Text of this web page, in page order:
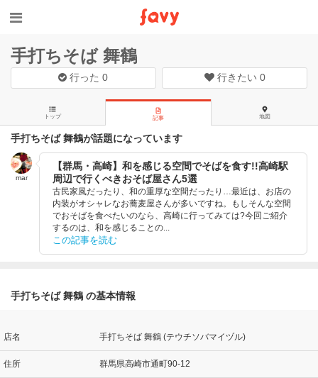
手打ちそば 舞鶴
行った0 行きたい 0
トップ 記事 地図
手打ちそば 舞鶴が話題になっています
mar
【群馬・高崎】和を感じる空間でそばを食す!!高崎駅
周辺で行くべきおそば屋さん5選
古民家風だったり、和の重厚な空間だったり…最近は、お店の
内装がオシャレなお蕎麦屋さんが多いですね。もしそんな空間
でおそばを食べたいのなら、高崎に行ってみては?今回ご紹介
するのは、和を感じることの...
この記事を読む
手打ちそば 舞鶴 の基本情報
店名 手打ちそば 舞鶴 (テウチソバマイヅル)
住所 群馬県高崎市通町90-12